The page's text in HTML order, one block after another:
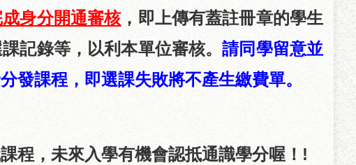
身分開通審核，即上傳有蓋註冊章的學生
記錄等， 以利本單位審核。請同學留意並
發課程，即選課失敗將不產生繳費單。
程，未來入學有機會認抵通識學分喔！ !